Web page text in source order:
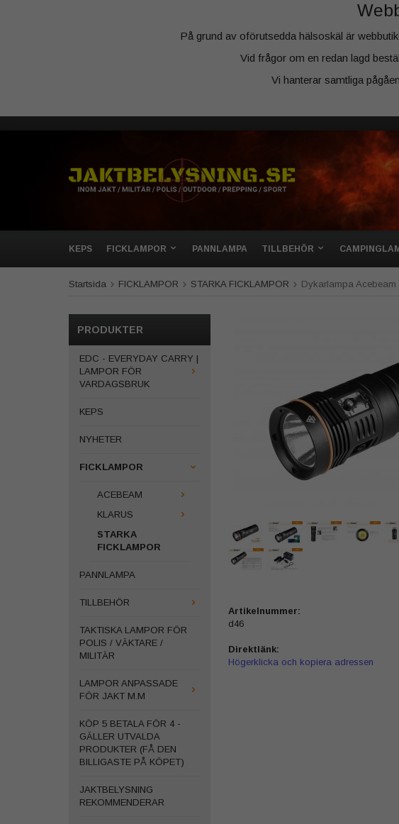
På grund av oförutsedda hälsoskäl är
Vid frågor om en redan lagd
Vi hanterar samtliga
KEPS FICKLAMPOR PANNLAMPA TILLBEHÖR
Startsida FICKLAMPOR STARKA FICKLAMPOR Dykarlampa Acebeam
PRODUKTER
EDC - EVERYDAY CARRY |
LAMPOR FÖR
VARDAGSBRUK
KEPS
NYHETER
FICKLAMPOR
ACEBEAM
KLARUS
STARKA
FICKLAMPOR
PANNLAMPA
TILLBEHÖR
TAKTISKA LAMPOR FÖR
POLIS / VÄKTARE /
MILITÄR
LAMPOR ANPASSADE
FÖR JAKT M.M
KÖP 5 BETALA FÖR 4 -
GÄLLER UTVALDA
PRODUKTER (FÅ DEN
BILLIGASTE PÅ KÖPET)
JAKTBELYSNING
REKOMMENDERAR
Artikelnummer:
d46
Direktlänk:
Högerklicka och kopiera adressen